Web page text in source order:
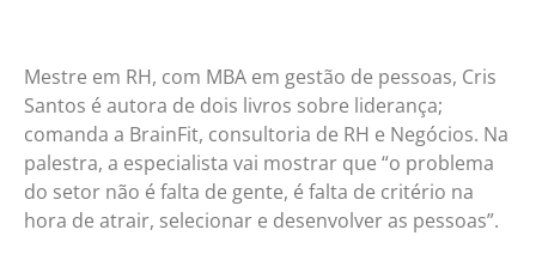
Mestre em RH, com MBA em gestão de pessoas, Cris
Santos é autora de dois livros sobre liderança;
comanda a BrainFit, consultoria de RH e Negócios. Na
palestra, a especialista vai mostrar que “o problema
do setor não é falta de gente, é falta de critério na
hora de atrair, selecionar e desenvolver as pessoas”.